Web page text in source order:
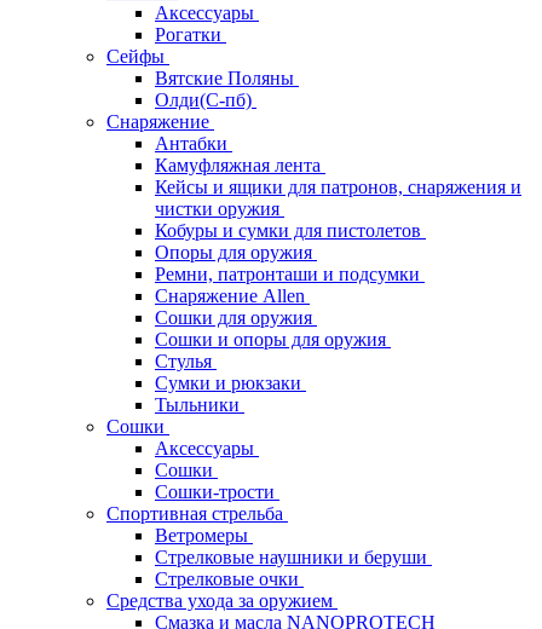
Аксессуары
Рогатки
Сейфы
Вятские Поляны
Олди(С-пб)
Снаряжение
Антабки
Камуфляжная лента
Кейсы и ящики для патронов, снаряжения и
чистки оружия
Кобуры и сумки для пистолетов
Опоры для оружия
Ремни, патронташи и подсумки
Снаряжение Allen
Сошки для оружия
Сошки и опоры для оружия
Стулья
Сумки и рюкзаки
Тыльники
Сошки
Аксессуары
Сошки
Сошки-трости
Спортивная стрельба
Ветромеры
Стрелковые наушники и беруши
Стрелковые очки
Средства ухода за оружием
Смазка и масла NANOPROTECH